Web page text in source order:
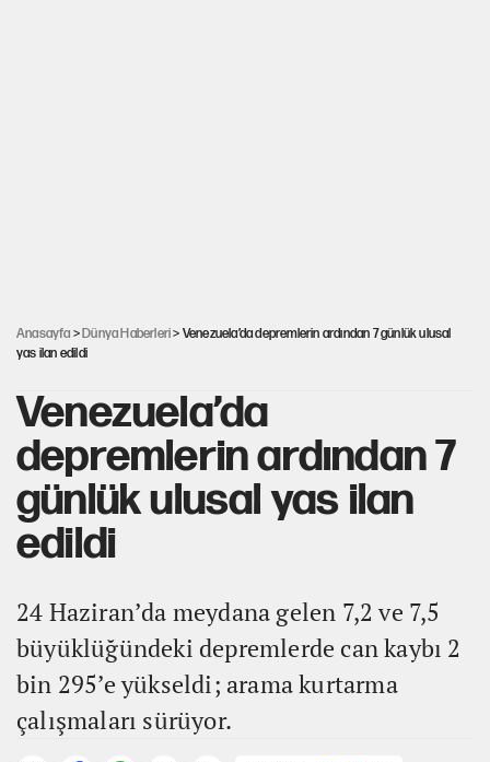
Anasayfa >Dünya Haberleri> Venezuela’da depremlerin ardından 7 günlük ulusal
yas ilan edildi
Venezuela’da
depremlerin ardından 7
günlük ulusal yas ilan
edildi
24 Haziran’da meydana gelen 7,2 ve 7,5
büyüklüğündeki depremlerde can kaybı 2
bin 295’e yükseldi; arama kurtarma
çalışmaları sürüyor.